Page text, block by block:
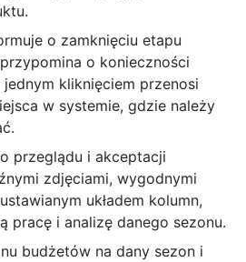
o zamknięciu etapu
o konieczności
jednym kliknięciem przenosi
w systemie, gdzie należy
przeglądu i akceptacji
zdjęciami, wygodnymi
układem kolumn,
pracę i analizę danego sezonu.
budżetów na dany sezon i